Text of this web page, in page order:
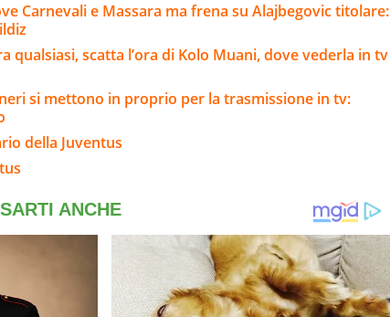
Carnevali e Massara ma frena su Alajbegovic titolare:
qualsiasi, scatta l’ora di Kolo Muani, dove vederla in tv
si mettono in proprio per la trasmissione in tv:
della Juventus